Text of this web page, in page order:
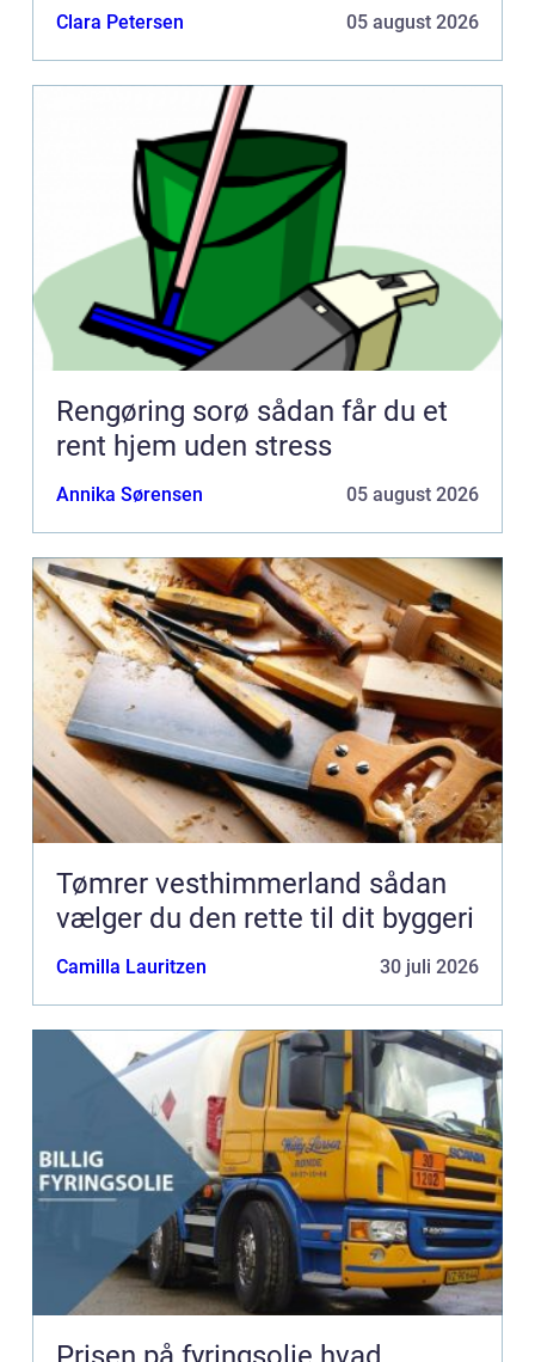
Clara Petersen 05 august 2026
Rengøring sorø sådan får du et
rent hjem uden stress
Annika Sørensen 05 august 2026
Tømrer vesthimmerland sådan
vælger du den rette til dit byggeri
Camilla Lauritzen 30 juli 2026